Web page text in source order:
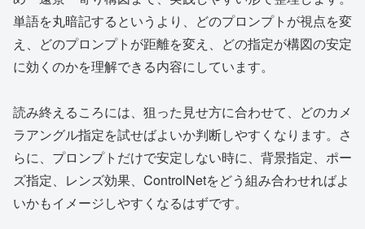
単語を丸暗記するというより、どのプロンプトが視点を変
え、どのプロンプトが距離を変え、どの指定が構図の安定
に効くのかを理解できる内容にしています。
読み終えるころには、狙った見せ方に合わせて、どのカメ
ラアングル指定を試せばよいか判断しやすくなります。さ
らに、プロンプトだけで安定しない時に、背景指定、ポー
ズ指定、レンズ効果、ControlNetをどう組み合わせればよ
いかもイメージしやすくなるはずです。